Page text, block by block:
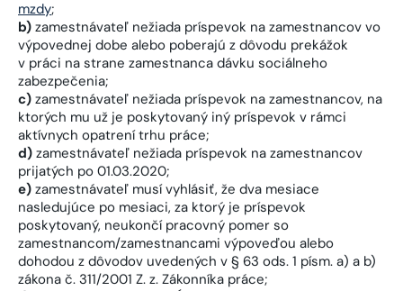
mzdy;
b) zamestnávateľ nežiada príspevok na zamestnancov vo
výpovednej dobe alebo poberajú z dôvodu prekážok
v práci na strane zamestnanca dávku sociálneho
zabezpečenia;
c) zamestnávateľ nežiada príspevok na zamestnancov, na
ktorých mu už je poskytovaný iný príspevok v rámci
aktívnych opatrení trhu práce;
d) zamestnávateľ nežiada príspevok na zamestnancov
prijatých po 01.03.2020;
e) zamestnávateľ musí vyhlásiť, že dva mesiace
nasledujúce po mesiaci, za ktorý je príspevok
poskytovaný, neukončí pracovný pomer so
zamestnancom/zamestnancami výpoveďou alebo
dohodou z dôvodov uvedených v § 63 ods. 1 písm. a) a b)
zákona č. 311/2001 Z. z. Zákonníka práce;